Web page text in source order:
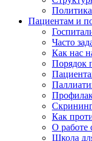
Пациентам и
Часто
Как нас
Порядок
Как
О работе
Школа